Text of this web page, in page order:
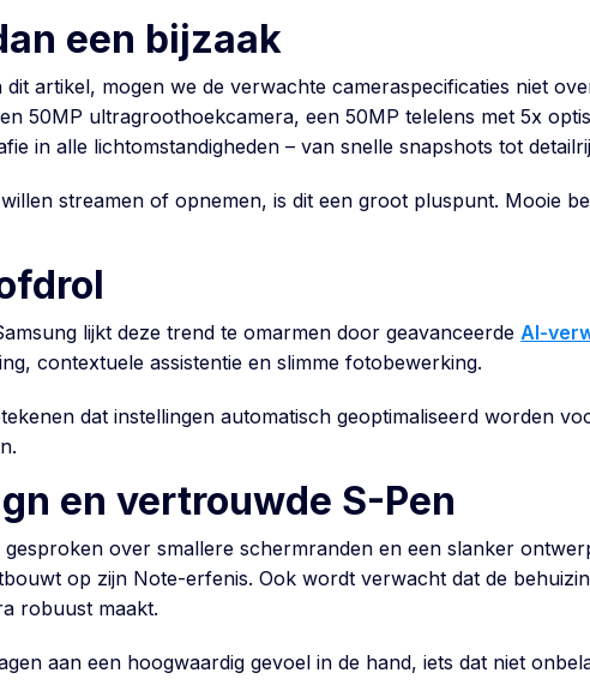
een bijzaak
artikel, mogen we de verwachte cameraspecificaties niet
50MP ultragroothoekcamera, een 50MP telelens met 5x
in alle lichtomstandigheden – van snelle snapshots tot
streamen of opnemen, is dit een groot pluspunt. Mooie
lijkt deze trend te omarmen door geavanceerdeAI-
contextuele assistentie en slimme fotobewerking.
dat instellingen automatisch geoptimaliseerd worden
en vertrouwde S-Pen
over smallere schermranden en een slanker
op zijn Note-erfenis. Ook wordt verwacht dat de
robuust maakt.
aan een hoogwaardig gevoel in de hand, iets dat niet